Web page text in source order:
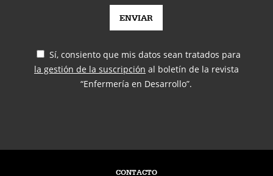
Sí, consiento que mis datos sean tratados para
la gestión de la suscripción al boletín de la revista
“Enfermería en Desarrollo”.
CONTACTO